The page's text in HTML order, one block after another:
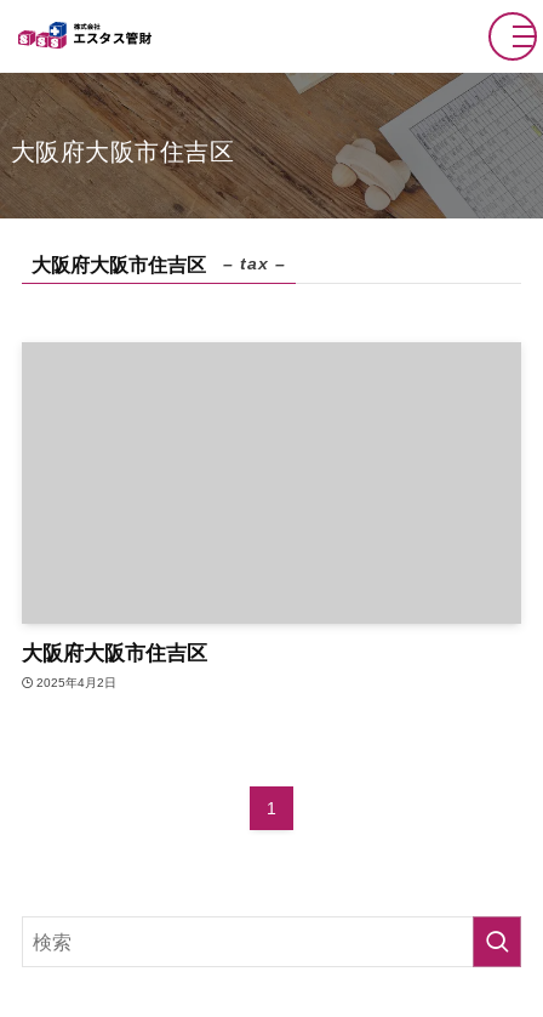
大阪府大阪市住吉区
大阪府大阪市住吉区 – tax –
大阪府大阪市住吉区
2025年4月2日
1